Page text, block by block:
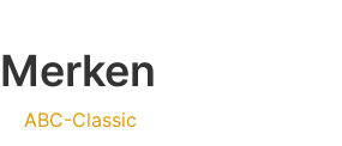
Merken
ABC-Classic